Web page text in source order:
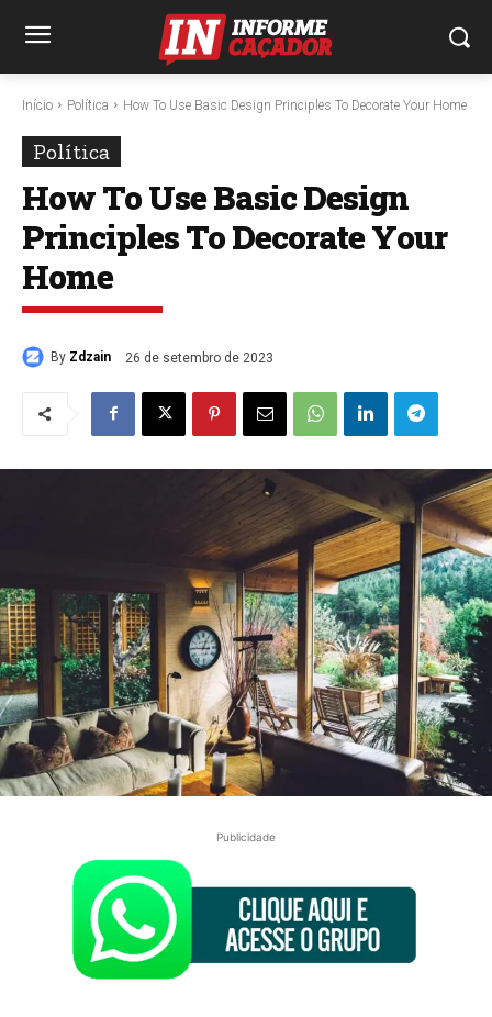
Início Política How To Use Basic Design Principles To Decorate Your Home
Política
How To Use Basic Design
Principles To Decorate Your
Home
By Zdzain 26 de setembro de 2023
Publicidade